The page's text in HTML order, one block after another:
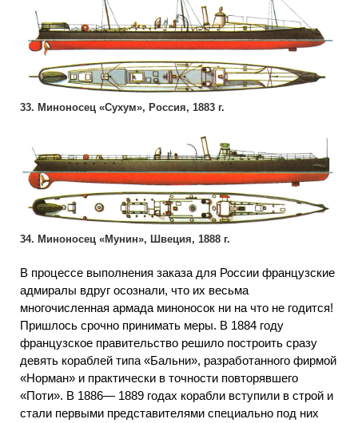
33. Миноносец «Сухум», Россия, 1883 г.
34. Миноносец «Мунин», Швеция, 1888 г.
В процессе выполнения заказа для России французские
адмиралы вдруг осознали, что их весьма
многочисленная армада миноносок ни на что не годится!
Пришлось срочно принимать меры. В 1884 году
французское правительство решило построить сразу
девять кораблей типа «Бальни», разработанного фирмой
«Норман» и практически в точности повторявшего
«Поти». В 1886— 1889 годах корабли вступили в строй и
стали первыми представителями специально под них